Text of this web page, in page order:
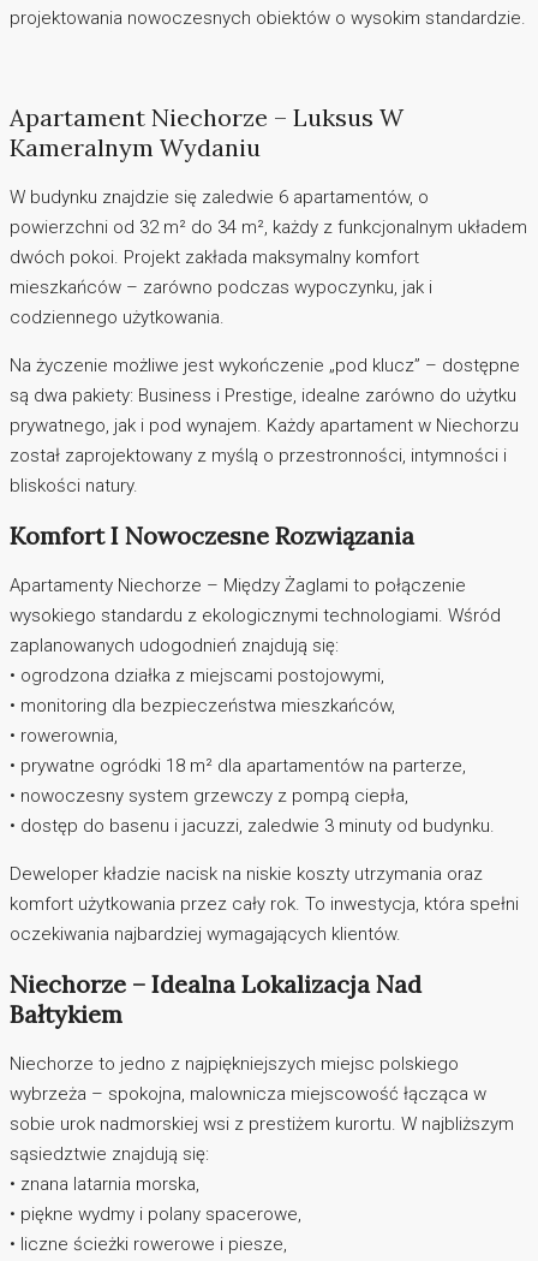
projektowania nowoczesnych obiektów o wysokim standardzie.
Apartament Niechorze – Luksus W
Kameralnym Wydaniu
W budynku znajdzie się zaledwie 6 apartamentów, o
powierzchni od 32 m² do 34 m², każdy z funkcjonalnym układem
dwóch pokoi. Projekt zakłada maksymalny komfort
mieszkańców – zarówno podczas wypoczynku, jak i
codziennego użytkowania.
Na życzenie możliwe jest wykończenie „pod klucz” – dostępne
są dwa pakiety: Business i Prestige, idealne zarówno do użytku
prywatnego, jak i pod wynajem. Każdy apartament w Niechorzu
został zaprojektowany z myślą o przestronności, intymności i
bliskości natury.
Komfort I Nowoczesne Rozwiązania
Apartamenty Niechorze – Między Żaglami to połączenie
wysokiego standardu z ekologicznymi technologiami. Wśród
zaplanowanych udogodnień znajdują się:
• ogrodzona działka z miejscami postojowymi,
• monitoring dla bezpieczeństwa mieszkańców,
• rowerownia,
• prywatne ogródki 18 m² dla apartamentów na parterze,
• nowoczesny system grzewczy z pompą ciepła,
• dostęp do basenu i jacuzzi, zaledwie 3 minuty od budynku.
Deweloper kładzie nacisk na niskie koszty utrzymania oraz
komfort użytkowania przez cały rok. To inwestycja, która spełni
oczekiwania najbardziej wymagających klientów.
Niechorze – Idealna Lokalizacja Nad
Bałtykiem
Niechorze to jedno z najpiękniejszych miejsc polskiego
wybrzeża – spokojna, malownicza miejscowość łącząca w
sobie urok nadmorskiej wsi z prestiżem kurortu. W najbliższym
sąsiedztwie znajdują się:
• znana latarnia morska,
• piękne wydmy i polany spacerowe,
• liczne ścieżki rowerowe i piesze,